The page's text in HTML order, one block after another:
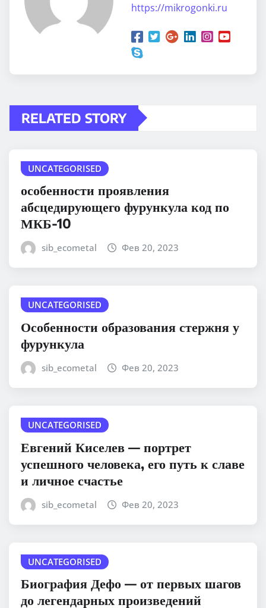
https://mikrogonki.ru
RELATED STORY
UNCATEGORISED
особенности проявления
абсцедирующего фурункула код по
МКБ-10
sib_ecometal Фев 20, 2023
UNCATEGORISED
Особенности образования стержня у
фурункула
sib_ecometal Фев 20, 2023
UNCATEGORISED
Евгений Киселев — портрет
успешного человека, его путь к славе
и личное счастье
sib_ecometal Фев 20, 2023
UNCATEGORISED
Биография Дефо — от первых шагов
до легендарных произведений